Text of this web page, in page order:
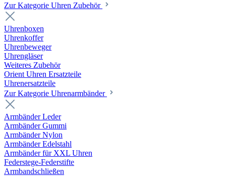
Zur Kategorie Uhren Zubehör
Uhrenboxen
Uhrenkoffer
Uhrenbeweger
Uhrengläser
Weiteres Zubehör
Orient Uhren Ersatzteile
Uhrenersatzteile
Zur Kategorie Uhrenarmbänder
Armbänder Leder
Armbänder Gummi
Armbänder Nylon
Armbänder Edelstahl
Armbänder für XXL Uhren
Federstege-Federstifte
Armbandschließen